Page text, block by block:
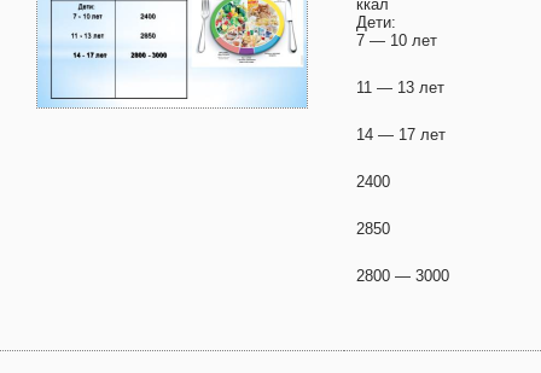
ккал
Дети:
7 — 10 лет
11 — 13 лет
14 — 17 лет
2400
2850
2800 — 3000